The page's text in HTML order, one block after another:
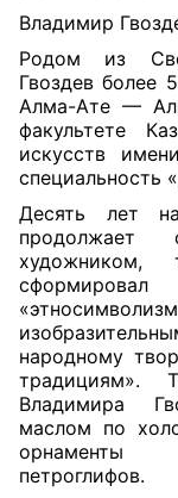
Владимир Г
Родом из
Гвоздев более
Алма-Ате —
факультете
искусств
специальность
Десять лет
продолжает
народному
традициям».
Владимира
маслом по
орнаменты
петроглифов.